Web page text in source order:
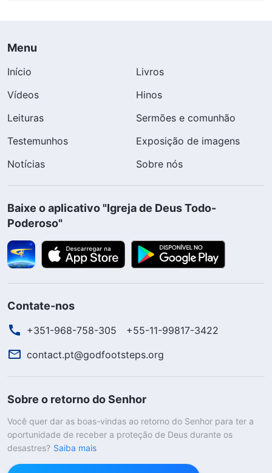
Menu
Início
Livros
Vídeos
Hinos
Leituras
Sermões e comunhão
Testemunhos
Exposição de imagens
Notícias
Sobre nós
Baixe o aplicativo "Igreja de Deus Todo-
Poderoso"
Contate-nos
+351-968-758-305
+55-11-99817-3422
contact.pt@godfootsteps.org
Sobre o retorno do Senhor
Você quer dar as boas-vindas ao retorno do Senhor para ter a
oportunidade de receber a proteção de Deus durante os
desastres? Saiba mais